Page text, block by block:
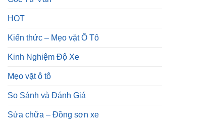
HOT
Kiến thức – Mẹo vặt Ô Tô
Kinh Nghiệm Độ Xe
Mẹo vặt ô tô
So Sánh và Đánh Giá
Sửa chữa – Đồng sơn xe